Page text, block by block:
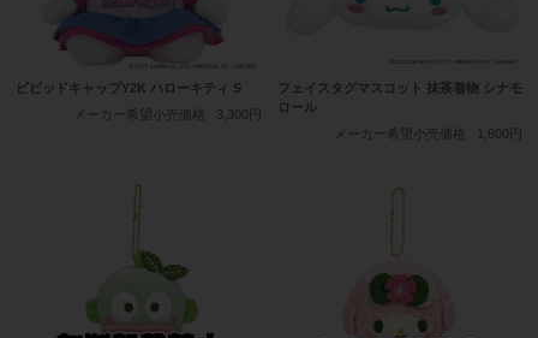
ビビッドキャップY2K ハローキティ S
メーカー希望小売価格
3,300円
フェイスタグマスコット 抹茶着物 シナモ
ロール
メーカー希望小売価格
1,600円